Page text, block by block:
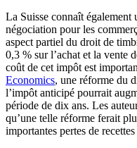
La Suisse connaît
négociation pour les
aspect partiel du droit de
0,3 % sur l’achat et la vente
coût de cet impôt est
Economics, une réforme du
l’impôt anticipé pourrait
période de dix ans. Les
qu’une telle réforme ferait
importantes pertes de